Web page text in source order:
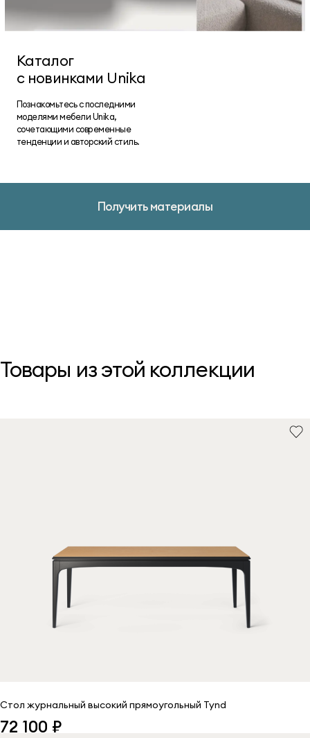
Каталог
с новинками Unika
Познакомьтесь с последними
моделями мебели Unika,
сочетающими современные
тенденции и авторский стиль.
Получить материалы
Товары из этой коллекции
Стол журнальный высокий прямоугольный Tynd
72 100 ₽